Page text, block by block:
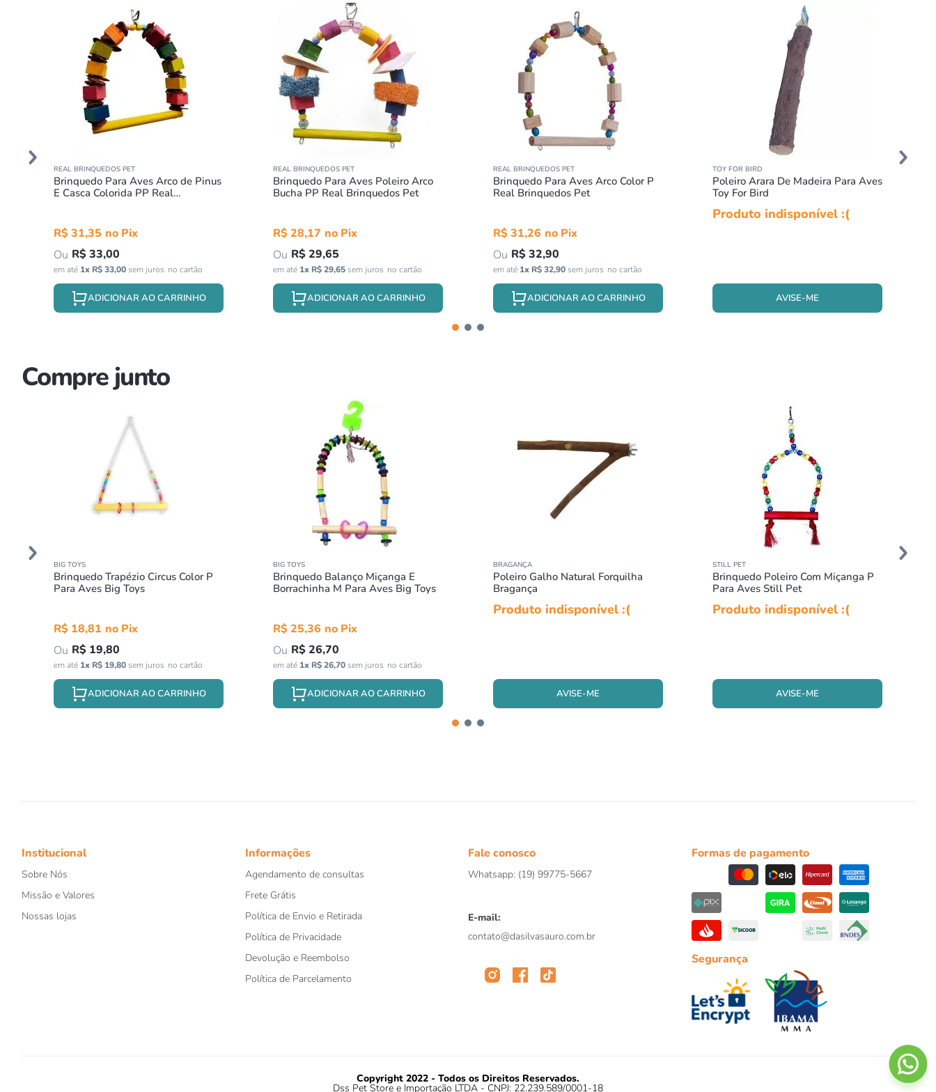
REAL BRINQUEDOS PET
Brinquedo Para Aves Arco de Pinus
E Casca Colorida PP Real
R$31,35
R$33,00
em até 1x R$ 33,00sem juros
ADICIONAR AO CARRINHO
REAL BRINQUEDOS PET
Brinquedo Para Aves Poleiro Arco
Bucha PP Real Brinquedos Pet
R$28,17
R$29,65
em até 1x R$29,65sem juros
ADICIONAR AO CARRINHO
REAL BRINQUEDOS PET
Brinquedo Para Aves Arco Color P
Real Brinquedos Pet
R$31,26
R$32,90
em até 1x R$ 32,90sem juros
ADICIONAR AO CARRINHO
TOY FOR BIRD
Poleiro Arara De Madeira Para Aves
Toy For Bird
Produto indisponível :(
AVISE-ME
Compre junto
BIG TOYS
Brinquedo Trapézio Circus Color P
Para Aves Big Toys
R$ 18,81
R$ 19,80
em até 1x R$ 19,80sem juros
ADICIONAR AO CARRINHO
BIG TOYS
Brinquedo Balanço Miçanga E
Borrachinha M Para Aves Big Toys
R$25,36
R$26,70
em até 1x R$26,70sem juros
ADICIONAR AO CARRINHO
BRAGANÇA
Poleiro Galho Natural Forquilha
Bragança
Produto indisponível :(
AVISE-ME
STILL PET
Brinquedo Poleiro Com Miçanga P
Para Aves Still Pet
Produto indisponível :(
AVISE-ME
Institucional
Sobre Nós
Missão e Valores
Nossas lojas
Informações
Agendamento de consultas
Frete Grátis
Política de Envio e Retirada
Política de Privacidade
Devolução e Reembolso
Política de Parcelamento
Fale conosco
Whatsapp: (19) 99775-5667
E-mail:
contato@dasilvasauro.com.br
Formas de pagamento
Segurança
Copyright 2022 - Todos os Direitos Reservados.
Dss Pet Store e Importação LTDA - CNPJ: 22.239.589/0001-18